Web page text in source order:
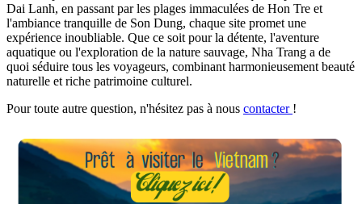
Dai Lanh, en passant par les plages immaculées de Hon Tre et
l'ambiance tranquille de Son Dung, chaque site promet une
expérience inoubliable. Que ce soit pour la détente, l'aventure
aquatique ou l'exploration de la nature sauvage, Nha Trang a de
quoi séduire tous les voyageurs, combinant harmonieusement beauté
naturelle et riche patrimoine culturel.
Pour toute autre question, n'hésitez pas à nous contacter !